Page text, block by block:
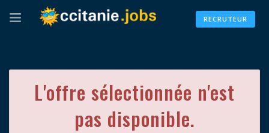
RECRUTEUR
L'offre sélectionnée n'est
pas disponible.